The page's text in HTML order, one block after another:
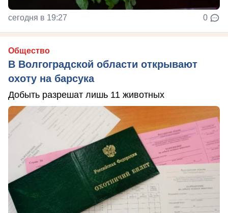
сегодня в 19:27 0
Общество
В Волгоградской области открывают
охоту на барсука
Добыть разрешат лишь 11 животных